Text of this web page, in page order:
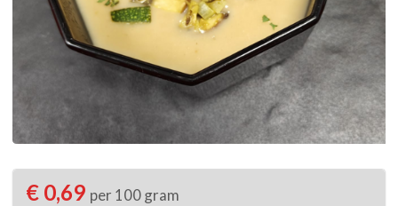
€ 0,69 per 100 gram